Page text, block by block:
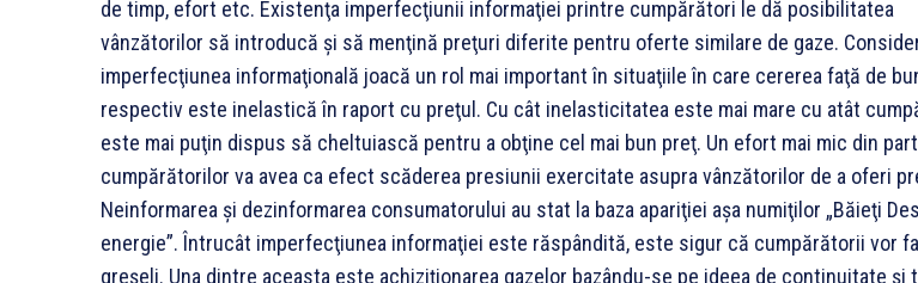
de timp, efort etc. Existenţa imperfecţiunii informaţiei printre cumpărători le dă posibilitatea
vânzătorilor să introducă şi să menţină preţuri diferite pentru oferte similare de gaze.
imperfecţiunea informaţională joacă un rol mai important în situaţiile în care cererea faţă de
respectiv este inelastică în raport cu preţul. Cu cât inelasticitatea este mai mare cu atât
este mai puţin dispus să cheltuiască pentru a obţine cel mai bun preţ. Un efort mai mic din
cumpărătorilor va avea ca efect scăderea presiunii exercitate asupra vânzătorilor de a oferi
Neinformarea şi dezinformarea consumatorului au stat la baza apariţiei aşa numiţilor „Băieţi
energie”. Întrucât imperfecţiunea informaţiei este răspândită, este sigur că cumpărătorii vor
greșeli. Una dintre aceasta este achiziționarea gazelor bazându-se pe ideea de continuitate şi